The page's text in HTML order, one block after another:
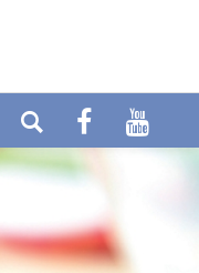
E-mail:
info@cytolabor.de